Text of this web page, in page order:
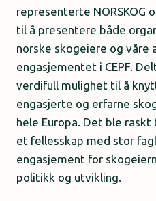
representerte NORSKOG
til å presentere både
norske skogeiere og våre
engasjementet i CEPF.
verdifull mulighet til å
engasjerte og erfarne
hele Europa. Det ble
et fellesskap med stor
engasjement for
politikk og utvikling.